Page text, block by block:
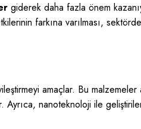
giderek daha fazla önem
farkına varılması,
amaçlar. Bu malzemeler
nanoteknoloji ile